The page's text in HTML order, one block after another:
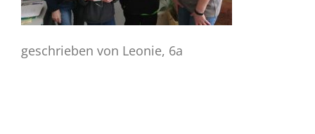
geschrieben von Leonie, 6a